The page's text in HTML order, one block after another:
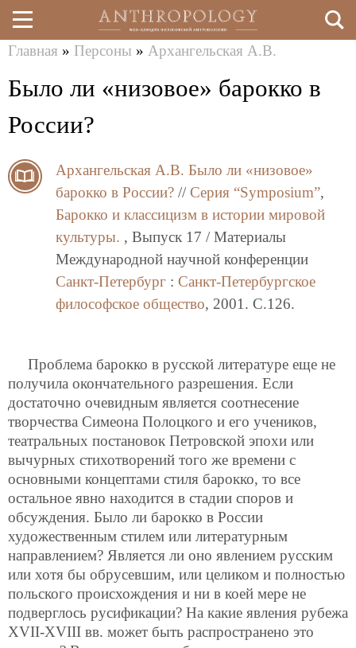
Перейти
к
основному
здесь
Главная » Персоны » Архангельская А.В.
Было ли «низовое» барокко в
России?
Архангельская А.В. Было ли «низовое»
барокко в России? // Серия “Symposium”,
Барокко и классицизм в истории мировой
культуры. , Выпуск 17 / Материалы
Международной научной конференции
Санкт-Петербург : Санкт-Петербургское
философское общество, 2001. C.126.
Проблема барокко в русской литературе еще не
получила окончательного разрешения. Если
достаточно очевидным является соотнесение
творчества Симеона Полоцкого и его учеников,
театральных постановок Петровской эпохи или
вычурных стихотворений того же времени с
основными концептами стиля барокко, то все
остальное явно находится в стадии споров и
обсуждения. Было ли барокко в России
художественным стилем или литературным
направлением? Является ли оно явлением русским
или хотя бы обрусевшим, или целиком и полностью
польского происхождения и ни в коей мере не
подверглось русификации? На какие явления рубежа
XVII-XVIII вв. может быть распространено это